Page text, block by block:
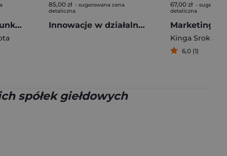
Organizacja rachunkowości w jednostkach sektora finansów publicznych w otoczeniu cyfrowym
85,00 zł - sugerowana cena
detaliczna
Innowacje w działalności banków spółdzielczych jako czynnik regionalnego rozwoju społeczno-gospodarczego
67,00 zł -
detaliczna
Kinga Sroka-
6,0 (1)
spółek giełdowych